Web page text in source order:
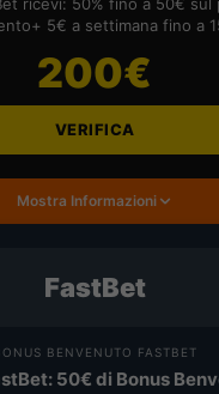
5€ a settimana fino a
200€
VERIFICA
Mostra Informazioni
FastBet
BENVENUTO FASTBET
50€ di Bonus